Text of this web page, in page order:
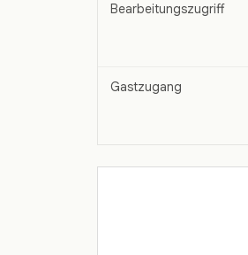
Bearbeitungszugriff
Gastzugang